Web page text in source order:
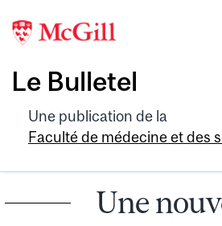
Le Bulletel
Une publication de la
Faculté de médecine et des
Une